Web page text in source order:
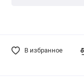
В избранное